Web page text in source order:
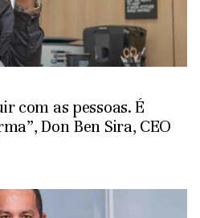
com as pessoas. É
Don Ben Sira, CEO